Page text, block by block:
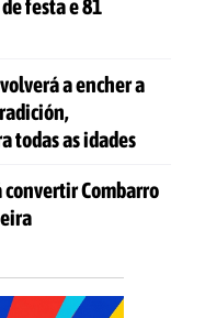
festa e 81
a encher a
todas as idades
convertir Combarro